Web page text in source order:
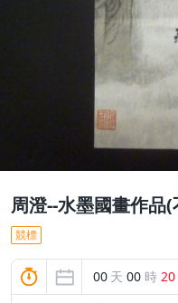
周澄--水墨國畫作品
競標
00 天 00 時 20